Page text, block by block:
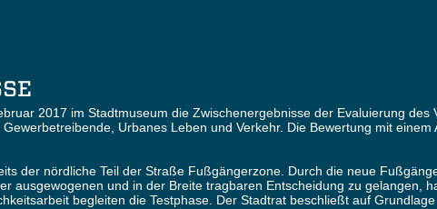
2017 im Stadtmuseum die Zwischenergebnisse der Evaluierung
Urbanes Leben und Verkehr. Die Bewertung mit
der nördliche Teil der Straße Fußgängerzone. Durch die neue
ausgewogenen und in der Breite tragbaren Entscheidung zu gelangen,
begleiten die Testphase. Der Stadtrat beschließt auf